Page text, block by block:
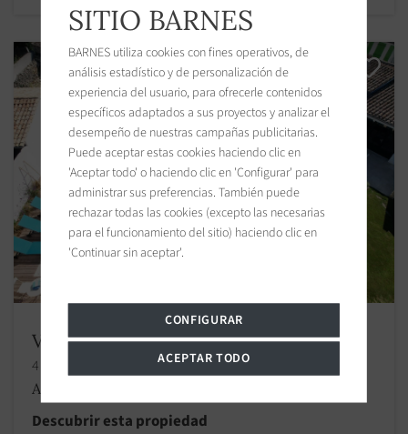
Villa Saint-Clément-des-Baleines
4 habitaciones
A partir de 1 800 €
Descubrir esta propiedad
SITIO BARNES
BARNES utiliza cookies con fines operativos, de
análisis estadístico y de personalización de
experiencia del usuario, para ofrecerle contenidos
específicos adaptados a sus proyectos y analizar el
desempeño de nuestras campañas publicitarias.
Puede aceptar estas cookies haciendo clic en
'Aceptar todo' o haciendo clic en 'Configurar' para
administrar sus preferencias. También puede
rechazar todas las cookies (excepto las necesarias
para el funcionamiento del sitio) haciendo clic en
'Continuar sin aceptar'.
CONFIGURAR
ACEPTAR TODO